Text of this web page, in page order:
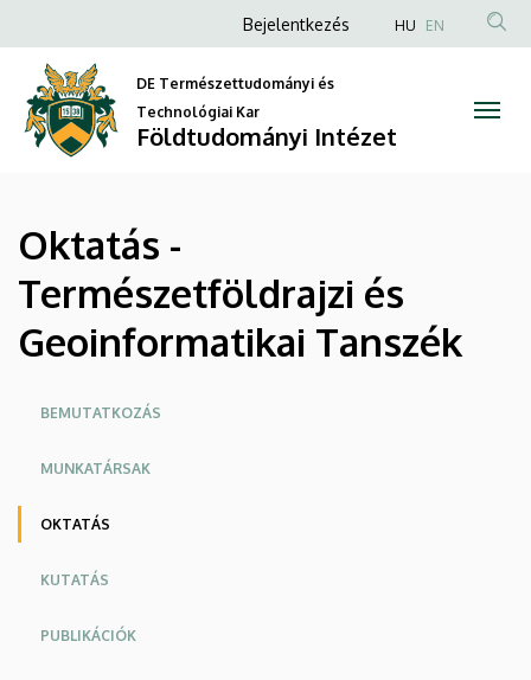
Természetföldrajzi
Geoinformatikai
Tanszék
Földtudományi
Intézet
a
tartalomra
Anonim
fiók
menüje
Bejelentkezés HU EN
DE Természettudományi és
Technológiai Kar
Földtudományi Intézet
Oktatás -
Természetföldrajzi és
Geoinformatikai Tanszék
Oldalmenü
BEMUTATKOZÁS
MUNKATÁRSAK
OKTATÁS
KUTATÁS
PUBLIKÁCIÓK